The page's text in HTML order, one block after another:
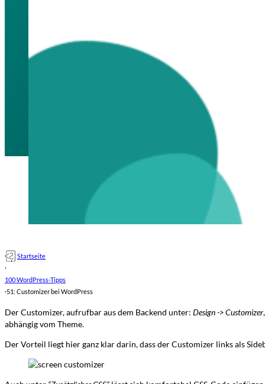
Startseite
·
100 WordPress-Tipps
·51: Customizer bei WordPress
Der Customizer, aufrufbar aus dem Backend unter: Design -> Customizer
abhängig vom Theme.
Der Vorteil liegt hier ganz klar darin, dass der Customizer links als